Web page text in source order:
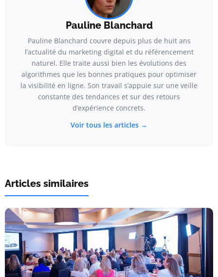
Pauline Blanchard
Pauline Blanchard couvre depuis plus de huit ans
l’actualité du marketing digital et du référencement
naturel. Elle traite aussi bien les évolutions des
algorithmes que les bonnes pratiques pour optimiser
la visibilité en ligne. Son travail s’appuie sur une veille
constante des tendances et sur des retours
d’expérience concrets.
Voir tous les articles →
Articles similaires